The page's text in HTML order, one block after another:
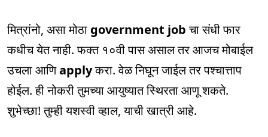
मित्रांनो, असा मोठा government jobचा संधी फार
कधीच येत नाही. फक्त १०वी पास असाल तर आजच मोबाईल
उचला आणिapplyकरा. वेळ निघून जाईल तर पश्चात्ताप
होईल. ही नोकरी तुमच्या आयुष्यात स्थिरता आणू शकते.
शुभेच्छा! तुम्ही यशस्वी व्हाल, याची खात्री आहे.